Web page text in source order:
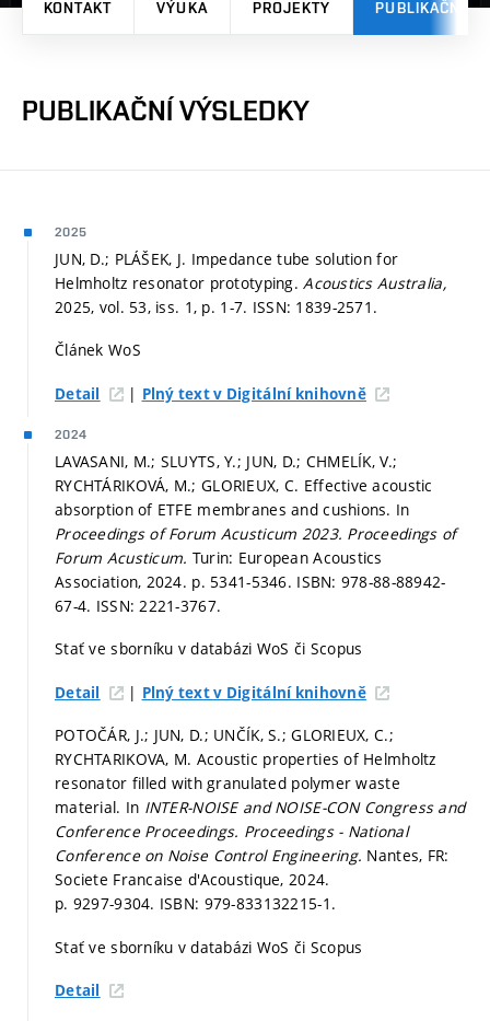
KONTAKT VÝUKA PROJEKTY PUBLIKAČNÍ
PUBLIKAČNÍ VÝSLEDKY
2025
JUN, D.; PLÁŠEK, J. Impedance tube solution for
Helmholtz resonator prototyping.Acoustics Australia,
2025, vol. 53, iss. 1, p. 1-7. ISSN: 1839-2571.
Článek WoS
Detail | Plný text v Digitální knihovně
2024
LAVASANI, M.; SLUYTS, Y.; JUN, D.; CHMELÍK, V.;
RYCHTÁRIKOVÁ, M.; GLORIEUX, C. Effective acoustic
absorption of ETFE membranes and cushions. In
Proceedings of Forum Acusticum 2023. Proceedings of
Forum Acusticum. Turin: European Acoustics
Association, 2024. p. 5341-5346. ISBN: 978-88-88942-
67-4. ISSN: 2221-3767.
Stať ve sborníku v databázi WoS či Scopus
Detail | Plný text v Digitální knihovně
POTOČÁR, J.; JUN, D.; UNČÍK, S.; GLORIEUX, C.;
RYCHTARIKOVA, M. Acoustic properties of Helmholtz
resonator filled with granulated polymer waste
material. In INTER-NOISE and NOISE-CON Congress and
Conference Proceedings. Proceedings - National
Conference on Noise Control Engineering. Nantes, FR:
Societe Francaise d'Acoustique, 2024.
p. 9297-9304. ISBN: 979-833132215-1.
Stať ve sborníku v databázi WoS či Scopus
Detail